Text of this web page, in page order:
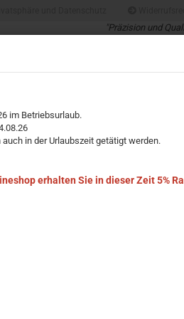
im Betriebsurlaub.
in der Urlaubszeit getätigt werden.
erhalten Sie in dieser Zeit 5%
"Präzision und
Wasserwaagen